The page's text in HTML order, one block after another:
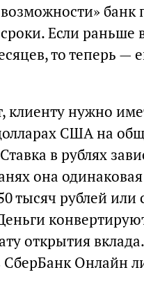
банк
сроки. Если
то теперь —
нужно
США на
в рублях
она
тысяч рублей или
открытия
Онлайн